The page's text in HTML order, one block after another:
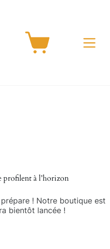
Panier
d’achat
profilent à l’horizon
prépare ! Notre boutique est
bientôt lancée !